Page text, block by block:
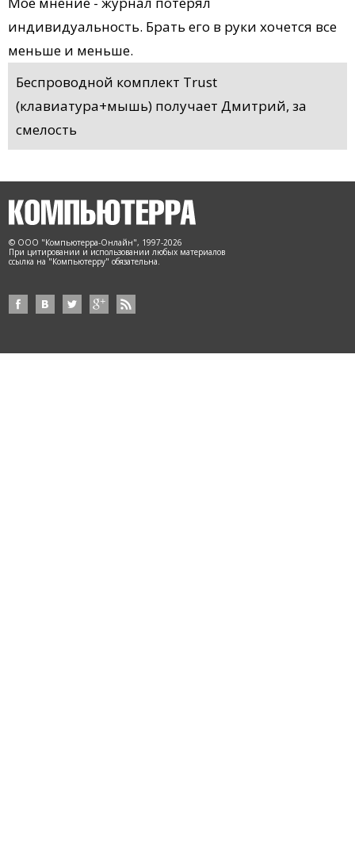
индивидуальность. Брать его в руки хочется все
меньше и меньше.
Беспроводной комплект Trust
(клавиатура+мышь) получает Дмитрий, за
смелость
© ООО "Компьютерра-Онлайн", 1997-2026
При цитировании и использовании любых материалов
ссылка на "Компьютерру" обязательна.